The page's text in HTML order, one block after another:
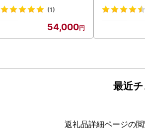
(1)
54,000
最近
返礼品詳細ページの